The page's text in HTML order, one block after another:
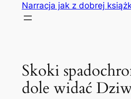
Narracja jak z dobrej
Skoki
dole widać